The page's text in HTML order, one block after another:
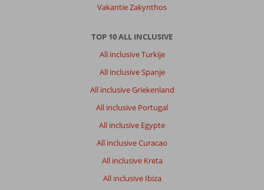
Vakantie Zakynthos
TOP 10 ALL INCLUSIVE
All inclusive Turkije
All inclusive Spanje
All inclusive Griekenland
All inclusive Portugal
All inclusive Egypte
All inclusive Curacao
All inclusive Kreta
All inclusive Ibiza